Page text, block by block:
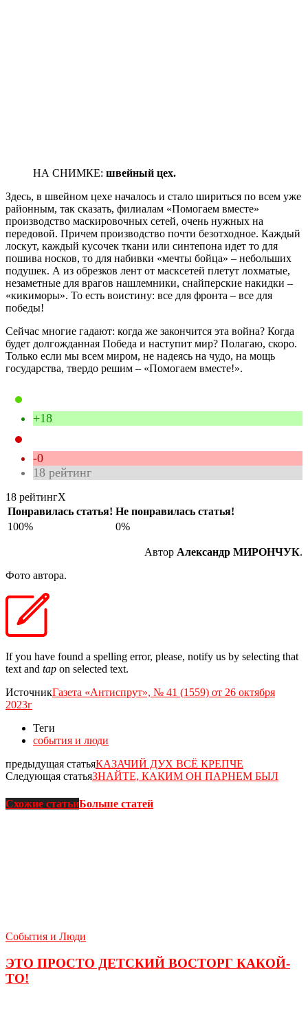
НА СНИМКЕ: швейный цех.
Здесь, в швейном цехе началось и стало шириться по всем уже
районным, так сказать, филиалам «Помогаем вместе»
производство маскировочных сетей, очень нужных на
передовой. Причем производство почти безотходное. Каждый
лоскут, каждый кусочек ткани или синтепона идет то для
пошива носков, то для набивки «мечты бойца» – небольших
подушек. А из обрезков лент от масксетей плетут лохматые,
незаметные для врагов нашлемники, снайперские накидки –
«кикиморы». То есть воистину: все для фронта – все для
победы!
Сейчас многие гадают: когда же закончится эта война? Когда
будет долгожданная Победа и наступит мир? Полагаю, скоро.
Только если мы всем миром, не надеясь на чудо, на мощь
государства, твердо решим – «Помогаем вместе!».
+18
-0
18 рейтинг
18 рейтингX
Понравилась статья! Не понравилась статья!
100%
0%
Автор Александр МИРОНЧУК.
Фото автора.
If you have found a spelling error, please, notify us by selecting that
text and tap on selected text.
ИсточникГазета «Антиспрут», № 41 (1559) от 26 октября
2023г
Теги
события и люди
предыдущая статьяКАЗАЧИЙ ДУХ ВСЁ КРЕПЧЕ
Следующая статьяЗНАЙТЕ, КАКИМ ОН ПАРНЕМ БЫЛ
Схожие статьиБольше статей
События и Люди
ЭТО ПРОСТО ДЕТСКИЙ ВОСТОРГ КАКОЙ-
ТО!